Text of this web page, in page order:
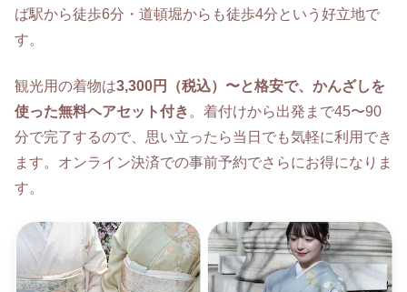
ば駅から徒歩6分・道頓堀からも徒歩4分という好立地で
す。
観光用の着物は3,300円（税込）〜と格安で、かんざしを
使った無料ヘアセット付き 。着付けから出発まで45〜90
分で完了するので、思い立ったら当日でも気軽に利用でき
ます。オンライン決済での事前予約でさらにお得になりま
す。